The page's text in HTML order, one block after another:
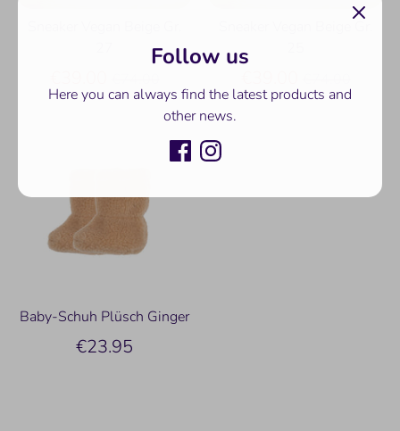
Preis
Preis
Baby-Schuh Plüsch Ginger
€23.95
Follow us
other news.